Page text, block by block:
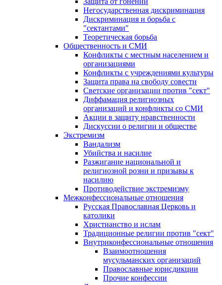
Негосударственная дискриминация
Дискриминация и борьба с
"сектантами"
Теоретическая борьба
Общественность и СМИ
Конфликты с местным населением и
организациями
Конфликты с учреждениями культуры
Защита права на свободу совести
Светские организации против "сект"
Диффамация религиозных
организаций и конфликты со СМИ
Акции в защиту нравственности
Дискуссии о религии и обществе
Экстремизм
Вандализм
Убийства и насилие
Разжигание национальной и
религиозной розни и призывы к
насилию
Противодействие экстремизму
Межконфессиональные отношения
Русская Православная Церковь и
католики
Христианство и ислам
Традиционные религии против "сект"
Внутриконфессиональные отношения
Взаимоотношения
мусульманских организаций
Православные юрисдикции
Прочие конфессии